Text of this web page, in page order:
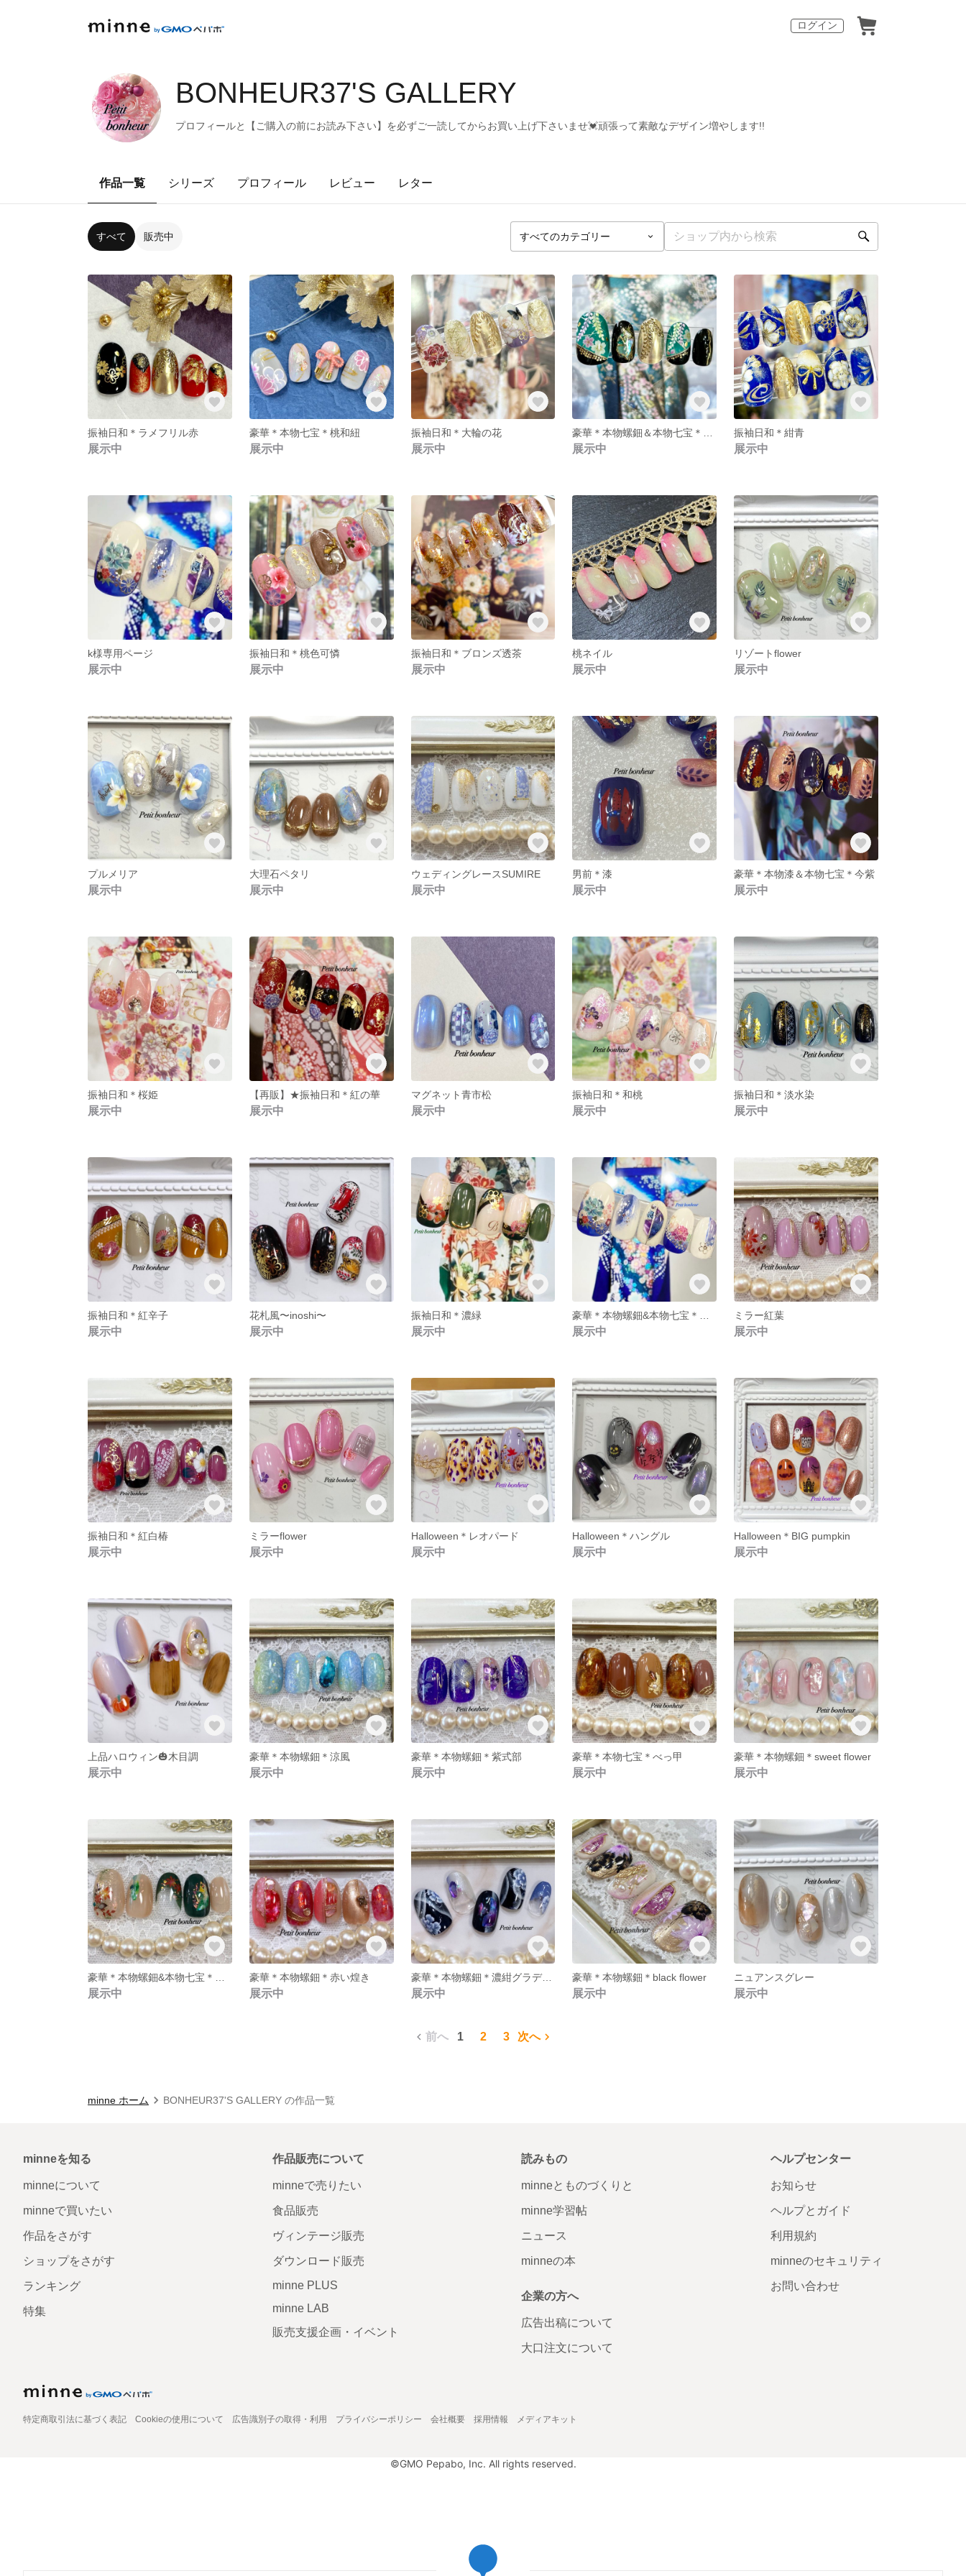
ログイン
BONHEUR37'S GALLERY
プロフィールと【ご購入の前にお読み下さい】を必ずご一読してからお買い上げ下さいませ💓頑張って素敵なデザイン増やします!!
作品一覧 シリーズ プロフィール レビュー レター
すべて 販売中
振袖日和＊ラメフリル赤
展示中
豪華＊本物七宝＊桃和紐
展示中
振袖日和＊大輪の花
展示中 展示中
振袖日和＊紺青
展示中
k様専用ページ
展示中
振袖日和＊桃色可憐
展示中
振袖日和＊ブロンズ透茶
展示中
桃ネイル
展示中
リゾートflower
展示中
プルメリア
展示中
大理石ペタリ
展示中
ウェディングレースSUMIRE
展示中
男前＊漆
展示中
豪華＊本物漆＆本物七宝＊今紫
展示中
振袖日和＊桜姫
展示中
【再販】★振袖日和＊紅の華
展示中
マグネット青市松
展示中
振袖日和＊和桃
展示中
振袖日和＊淡水染
展示中
振袖日和＊紅辛子
展示中
花札風〜inoshi〜
展示中
振袖日和＊濃緑
展示中 展示中
ミラー紅葉
展示中
振袖日和＊紅白椿
展示中
ミラーflower
展示中
Halloween＊レオパード
展示中
Halloween＊ハングル
展示中
Halloween＊BIG pumpkin
展示中
上品ハロウィン🎃木目調
展示中
豪華＊本物螺鈿＊涼風
展示中
豪華＊本物螺鈿＊紫式部
展示中
豪華＊本物七宝＊べっ甲
展示中
豪華＊本物螺鈿＊sweet flower
展示中
展示中
豪華＊本物螺鈿＊赤い煌き
展示中
豪華＊本物螺鈿＊濃紺グラデラインflower
展示中
豪華＊本物螺鈿＊black flower
展示中
ニュアンスグレー
展示中
前へ 1 2 3 次へ
minne ホーム BONHEUR37'S GALLERY の作品一覧
minneを知る
minneについて
minneで買いたい
作品をさがす
ショップをさがす
ランキング
特集
作品販売について
minneで売りたい
食品販売
ヴィンテージ販売
ダウンロード販売
minne PLUS
minne LAB
販売支援企画・イベント
読みもの
minneとものづくりと
minne学習帖
ニュース
minneの本
企業の方へ
広告出稿について
大口注文について
ヘルプセンター
お知らせ
ヘルプとガイド
利用規約
minneのセキュリティ
お問い合わせ
特定商取引法に基づく表記 Cookieの使用について 広告識別子の取得・利用 プライバシーポリシー 会社概要 採用情報 メディアキット
©GMO Pepabo, Inc. All rights reserved.